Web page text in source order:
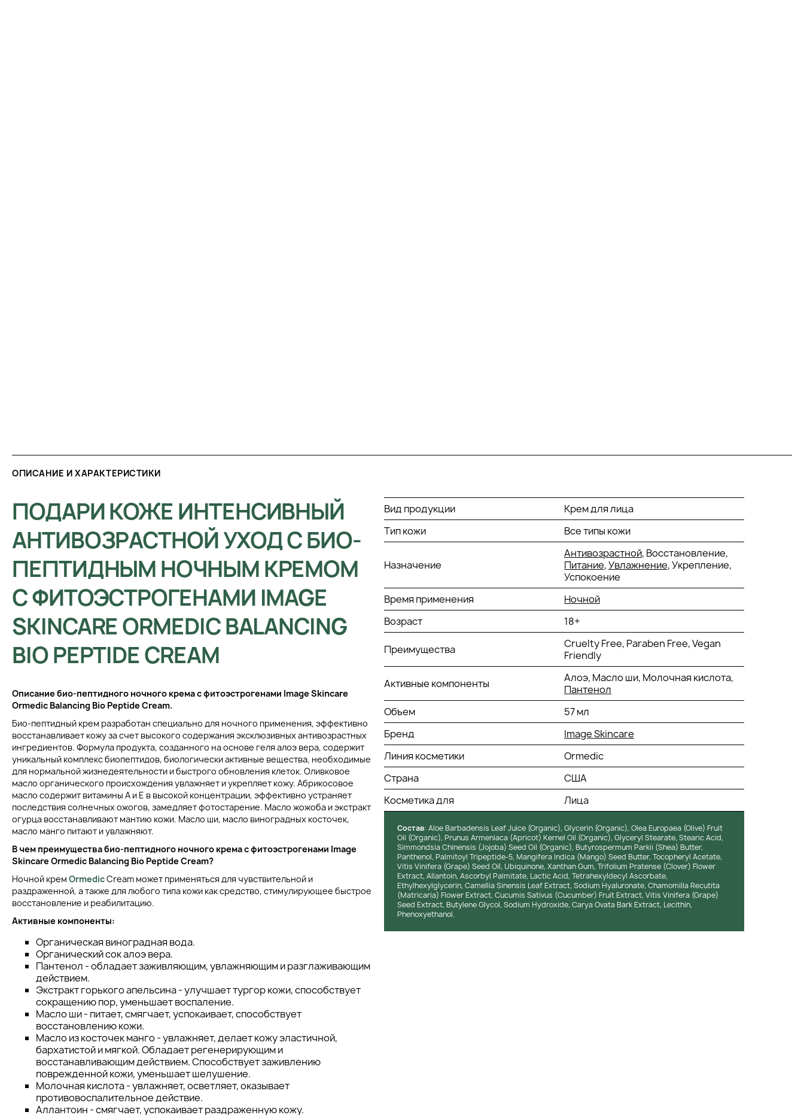
ОПИСАНИЕ И ХАРАКТЕРИСТИКИ
ПОДАРИ КОЖЕ ИНТЕНСИВНЫЙ
АНТИВОЗРАСТНОЙ УХОД С БИО-
ПЕПТИДНЫМ НОЧНЫМ КРЕМОМ
С ФИТОЭСТРОГЕНАМИ IMAGE
SKINCARE ORMEDIC BALANCING
BIO PEPTIDE CREAM
Описание био-пептидного ночного крема с фитоэстрогенами Image Skincare
Ormedic Balancing Bio Peptide Cream.
Био-пептидный крем разработан специально для ночного применения, эффективно
восстанавливает кожу за счет высокого содержания эксклюзивных антивозрастных
ингредиентов. Формула продукта, созданного на основе геля алоэ вера, содержит
уникальный комплекс биопептидов, биологически активные вещества, необходимые
для нормальной жизнедеятельности и быстрого обновления клеток. Оливковое
масло органического происхождения увлажняет и укрепляет кожу. Абрикосовое
масло содержит витамины А и Е в высокой концентрации, эффективно устраняет
последствия солнечных ожогов, замедляет фотостарение. Масло жожоба и экстракт
огурца восстанавливают мантию кожи. Масло ши, масло виноградных косточек,
масло манго питают и увлажняют.
В чем преимуществабио-пептидного ночного крема с фитоэстрогенами Image
Skincare Ormedic Balancing Bio Peptide Cream?
Ночной крем OrmedicCream может применяться для чувствительной и
раздраженной, а также для любого типа кожи как средство, стимулирующее быстрое
восстановление и реабилитацию.
Активные компоненты:
Органическая виноградная вода.
Органический сок алоэ вера.
Пантенол - обладает заживляющим, увлажняющим и разглаживающим
действием.
Экстракт горького апельсина - улучшает тургор кожи, способствует
сокращению пор, уменьшает воспаление.
Масло ши - питает, смягчает, успокаивает, способствует
восстановлению кожи.
Масло из косточек манго - увлажняет, делает кожу эластичной,
бархатистой и мягкой. Обладает регенерирующим и
восстанавливающим действием. Способствует заживлению
поврежденной кожи, уменьшает шелушение.
Молочная кислота - увлажняет, осветляет, оказывает
противовоспалительное действие.
Аллантоин - смягчает, успокаивает раздраженную кожу.
Вид продукции
Крем для лица
Тип кожи
Все типы кожи
Назначение
Антивозрастной, Восстановление,
Питание,Увлажнение, Укрепление,
Успокоение
Время применения
Ночной
Возраст
18+
Преимущества
Cruelty Free, Paraben Free, Vegan
Friendly
Активные компоненты
Алоэ, Масло ши, Молочная кислота,
Пантенол
Объем
57 мл
Бренд
Image Skincare
Линия косметики
Ormedic
Страна
США
Косметика для
Лица
Состав: Aloe Barbadensis Leaf Juice (Organic), Glycerin (Organic), Olea Europaea (Olive) Fruit
Oil (Organic), Prunus Armeniaca (Apricot) Kernel Oil (Organic), Glyceryl Stearate, Stearic Acid,
Simmondsia Chinensis (Jojoba) Seed Oil (Organic), Butyrospermum Parkii (Shea) Butter,
Panthenol, Palmitoyl Tripeptide-5, Mangifera Indica (Mango) Seed Butter, Tocopheryl Acetate,
Vitis Vinifera (Grape) Seed Oil, Ubiquinone, Xanthan Gum, Trifolium Pratense (Clover) Flower
Extract, Allantoin, Ascorbyl Palmitate, Lactic Acid, Tetrahexyldecyl Ascorbate,
Ethylhexylglycerin, Camellia Sinensis Leaf Extract, Sodium Hyaluronate, Chamomilla Recutita
(Matricaria) Flower Extract, Cucumis Sativus (Cucumber) Fruit Extract, Vitis Vinifera (Grape)
Seed Extract, Butylene Glycol, Sodium Hydroxide, Carya Ovata Bark Extract, Lecithin,
Phenoxyethanol.